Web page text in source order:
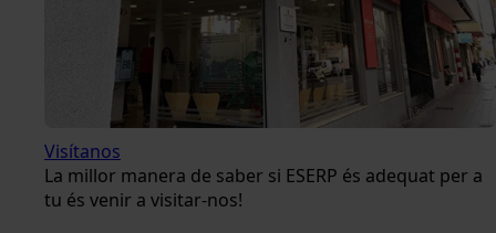
Visítanos
La millor manera de saber si ESERP és adequat per a
tu és venir a visitar-nos!